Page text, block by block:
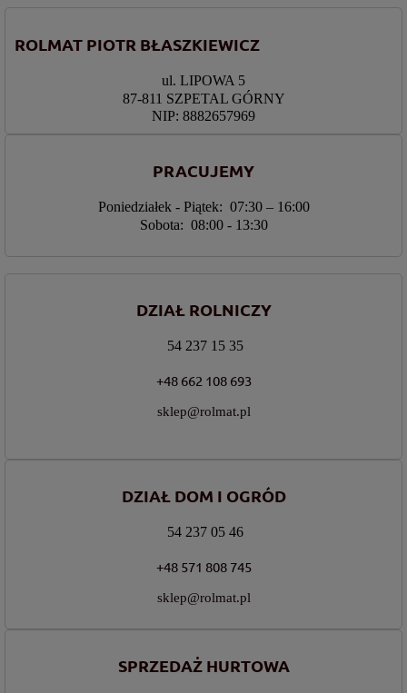
ROLMAT PIOTR BŁASZKIEWICZ
ul. LIPOWA 5
87-811 SZPETAL GÓRNY
NIP: 8882657969
PRACUJEMY
Poniedziałek - Piątek: 07:30 – 16:00
Sobota: 08:00 - 13:30
DZIAŁ ROLNICZY
54 237 15 35
+48 662 108 693
sklep@rolmat.pl
DZIAŁ DOM I OGRÓD
54 237 05 46
+48 571 808 745
sklep@rolmat.pl
SPRZEDAŻ HURTOWA